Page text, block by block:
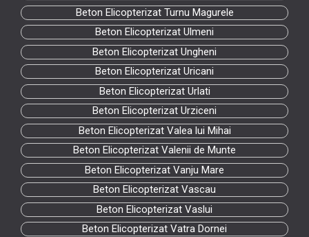
Beton Elicopterizat Turnu Magurele
Beton Elicopterizat Ulmeni
Beton Elicopterizat Ungheni
Beton Elicopterizat Uricani
Beton Elicopterizat Urlati
Beton Elicopterizat Urziceni
Beton Elicopterizat Valea lui Mihai
Beton Elicopterizat Valenii de Munte
Beton Elicopterizat Vanju Mare
Beton Elicopterizat Vascau
Beton Elicopterizat Vaslui
Beton Elicopterizat Vatra Dornei